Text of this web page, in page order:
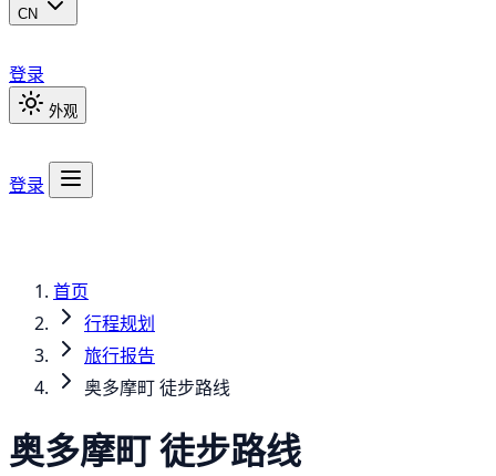
CN
登录
外观
登录
首页
行程规划
旅行报告
奥多摩町 徒步路线
奥多摩町 徒步路线